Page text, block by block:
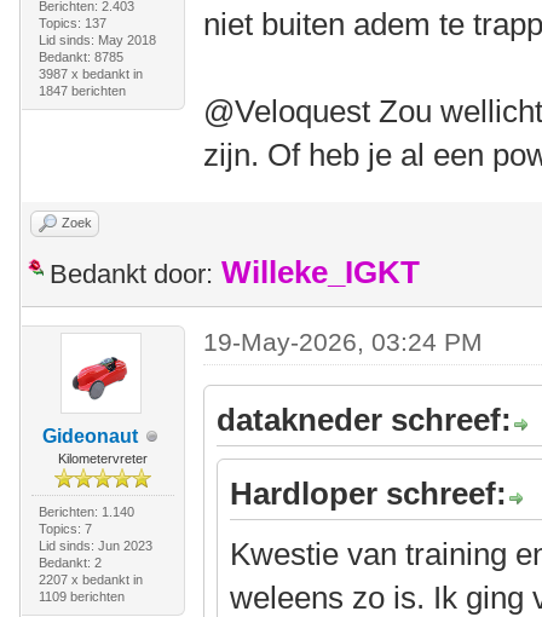
Berichten: 2.403
Topics: 137
Lid sinds: May 2018
Bedankt: 8785
3987 x bedankt in
1847 berichten
niet buiten adem te
@Veloquest Zou
zijn. Of heb je al een
Zoek
Bedankt door: Willeke_IGKT
Gideonaut
Kilometervreter
Berichten: 1.140
Topics: 7
Lid sinds: Jun 2023
Bedankt: 2
2207 x bedankt in
1109 berichten
19-May-2026, 03:24 PM
datakneder schreef:
Hardloper schreef:
Kwestie van training
weleens zo is. Ik ging